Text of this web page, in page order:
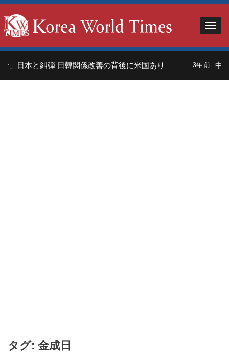
」日本と糾弾 日韓関係改善の背後に米国あり 3年 前 中国
タグ: 金成日